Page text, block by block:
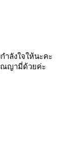
ลังใจให้นะคะ
ญามี่ด้วยค่ะ